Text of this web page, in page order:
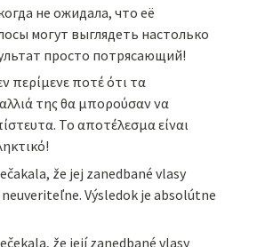
не ожидала, что её
могут выглядеть настолько
просто потрясающий!
περίμενε ποτέ ότι τα
της θα μπορούσαν να
Το αποτέλεσμα είναι
že jej zanedbané vlasy
Výsledok je absolútne
že její zanedbané vlasy